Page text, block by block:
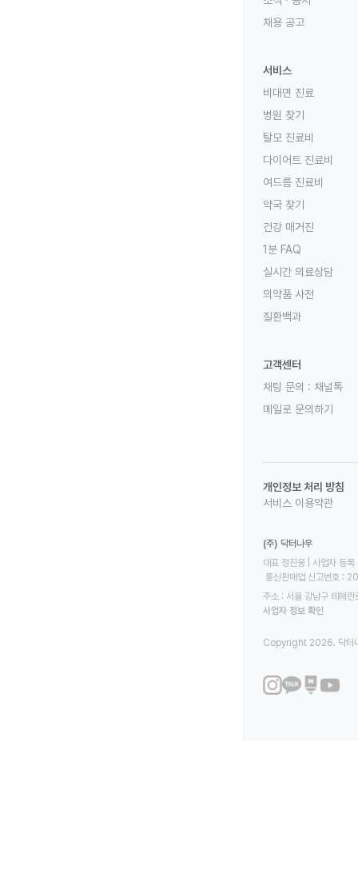
채용 공고
서비스
비대면 진료
병원 찾기
탈모 진료비
다이어트 진료비
여드름 진료비
약국 찾기
건강 매거진
1분 FAQ
실시간 의료상담
의약품 사전
질환백과
고객센터
채팅 문의 : 채널톡
메일로 문의하기
개인정보 처리 방침
서비스 이용약관
(주) 닥터나우
대표 정진웅 | 사업자
통신판매업 신고번호
주소 : 서울 강남구 테헤
사업자 정보 확인
Copyright 2026. 닥터